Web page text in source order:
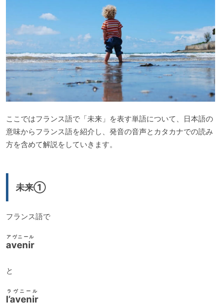
ここではフランス語で「未来」を表す単語について、日本語の
意味からフランス語を紹介し、発音の音声とカタカナでの読み
方を含めて解説をしていきます。
未来①
フランス語で
avenir
アヴニール
と
l’avenir
ラヴニール